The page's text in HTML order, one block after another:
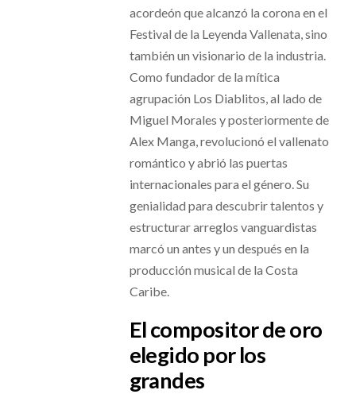
acordeón que alcanzó la corona en el
Festival de la Leyenda Vallenata, sino
también un visionario de la industria.
Como fundador de la mítica
agrupación Los Diablitos, al lado de
Miguel Morales y posteriormente de
Alex Manga, revolucionó el vallenato
romántico y abrió las puertas
internacionales para el género. Su
genialidad para descubrir talentos y
estructurar arreglos vanguardistas
marcó un antes y un después en la
producción musical de la Costa
Caribe.
El compositor de oro
elegido por los
grandes